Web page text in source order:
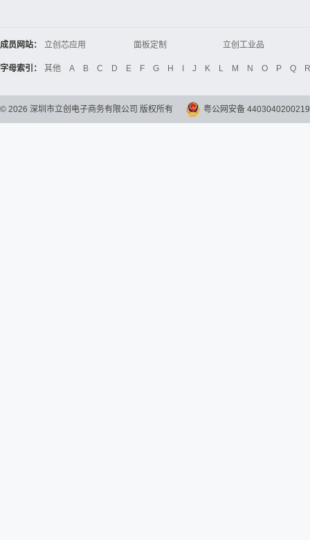
成员网站： 立创芯应用 面板定制
立创工业品
立创电子设计大赛
立创开源硬件
字母索引： 其他 A B C D E F G H I J K L M N O P Q R
© 2026 深圳市立创电子商务有限公司 版权所有 粤公网安备